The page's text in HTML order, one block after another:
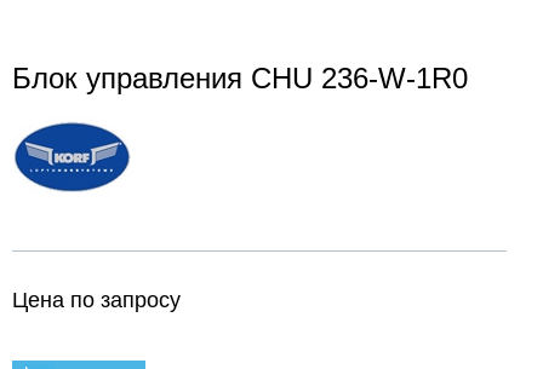
Блок управления CHU 236-W-1R0
Цена по запросу